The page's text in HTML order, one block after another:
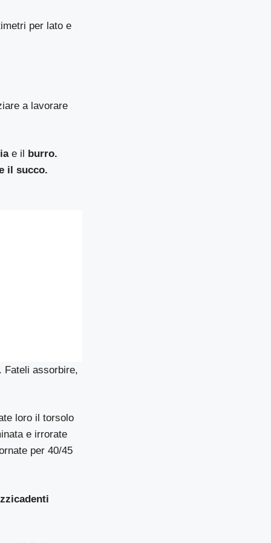
per lato e
a lavorare
e il
burro.
il succo.
Fateli assorbire,
loro il torsolo
e irrorate
per 40/45